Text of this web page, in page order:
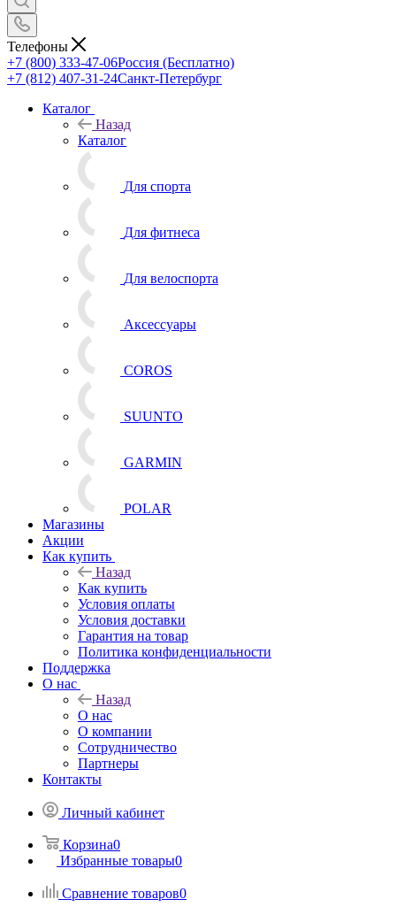
Телефоны
+7 (800) 333-47-06Россия (Бесплатно)
+7 (812) 407-31-24Санкт-Петербург
Каталог
Назад
Каталог
Для спорта
Для фитнеса
Для велоспорта
Аксессуары
COROS
SUUNTO
GARMIN
POLAR
Магазины
Акции
Как купить
Назад
Как купить
Условия оплаты
Условия доставки
Гарантия на товар
Политика конфиденциальности
Поддержка
О нас
Назад
О нас
О компании
Сотрудничество
Партнеры
Контакты
Личный кабинет
Корзина0
Избранные товары0
Сравнение товаров0